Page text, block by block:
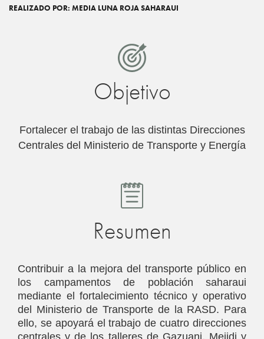
REALIZADO POR: MEDIA LUNA ROJA SAHARAUI
Objetivo
Fortalecer el trabajo de las distintas Direcciones
Centrales del Ministerio de Transporte y Energía
Resumen
Contribuir a la mejora del transporte público en
los campamentos de población saharaui
mediante el fortalecimiento técnico y operativo
del Ministerio de Transporte de la RASD. Para
ello, se apoyará el trabajo de cuatro direcciones
centrales y de los talleres de Gazuani, Mejidi y